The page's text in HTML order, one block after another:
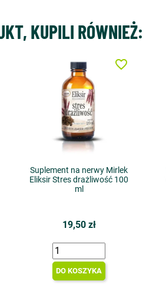
KUPILI RÓWNIEŻ:
Suplement na nerwy Mirlek
Eliksir Stres drażliwość 100
ml
19,50 zł
DO KOSZYKA
favorite_border